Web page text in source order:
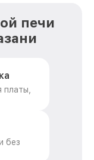
печи
без